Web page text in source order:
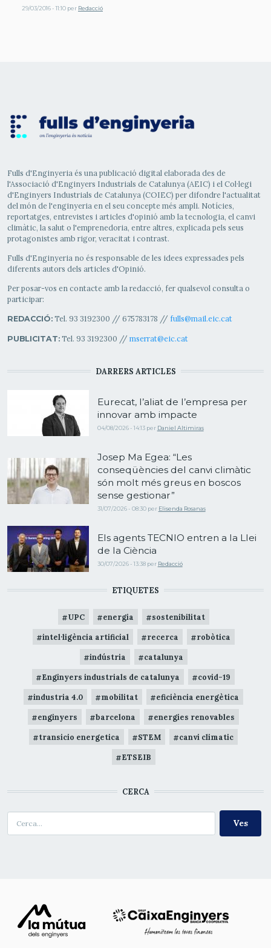
29/03/2016 - 11:10 per Redacció
Fulls d'Enginyeria és una publicació digital elaborada des de
l'Associació d'Enginyers Industrials de Catalunya (AEIC) i el Col·legi
d'Enginyers Industrials de Catalunya (COIEC) per difondre l'actualitat
del món de l'enginyeria en el seu concepte més ampli. Notícies,
reportatges, entrevistes i articles d'opinió amb la tecnologia, el canvi
climàtic, la salut o l'emprenedoria, entre altres, explicada pels seus
protagonistes amb rigor, veracitat i contrast.
Fulls d'Enginyeria no és responsable de les idees expressades pels
diferents autors dels articles d'Opinió.
Per posar-vos en contacte amb la redacció, fer qualsevol consulta o
participar:
REDACCIÓ:Tel. 93 3192300 // 675783178 // fulls@mail.eic.cat
PUBLICITAT:Tel. 93 3192300 // mserrat@eic.cat
DARRERS ARTICLES
Eurecat, l’aliat de l’empresa per
innovar amb impacte
04/08/2026 - 14:13 per Daniel Altimiras
Josep Ma Egea: “Les
conseqüències del canvi climàtic
són molt més greus en boscos
sense gestionar”
31/07/2026 - 08:30 per Elisenda Rosanas
Els agents TECNIO entren a la Llei
de la Ciència
30/07/2026 - 13:38 per Redacció
ETIQUETES
UPC energia sostenibilitat
intel·ligència artificial recerca robòtica
indústria catalunya
Enginyers industrials de catalunya covid-19
industria 4.0 mobilitat eficiència energètica
enginyers barcelona energies renovables
transicio energetica STEM canvi climatic
ETSEIB
CERCA